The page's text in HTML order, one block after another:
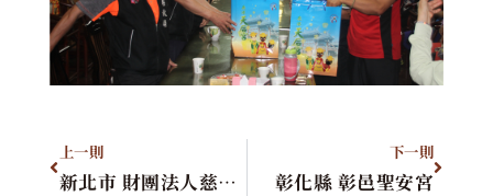
上一則
新北市 財團法人慈惠宮
下一則
彰化縣 彰邑聖安宮